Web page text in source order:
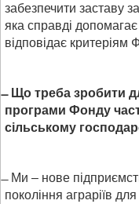
забезпечити заставу
яка справді
відповідає критеріям
Що треба зробити
програми Фонду
сільському
Ми – нове
покоління аграріїв